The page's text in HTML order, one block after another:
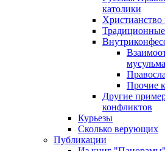
католики
Христианство
Прочие
Другие
конфликтов
Курьезы
Сколько верующих
Публикации